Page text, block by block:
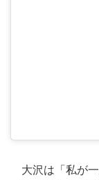
大沢は「私が一